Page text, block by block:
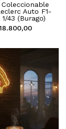
Auto F1-
1/43 (Burago)